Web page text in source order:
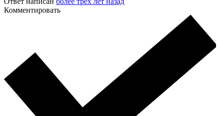
Комментировать